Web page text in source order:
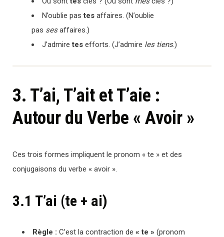
N’oublie pastesaffaires. (N’oublie
pas sesaffaires.)
J’admiretesefforts. (J’admire les tiens.)
3. T’ai, T’ait et T’aie :
Autour du Verbe « Avoir »
Ces trois formes impliquent le pronom « te » et des
conjugaisons du verbe « avoir ».
3.1 T’ai (te + ai)
Règle : C’est la contraction de « te » (pronom